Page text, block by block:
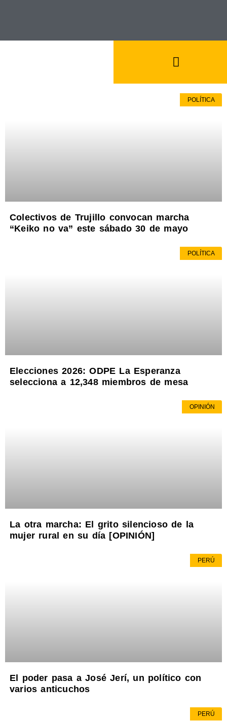
POLÍTICA
Colectivos de Trujillo convocan marcha
“Keiko no va” este sábado 30 de mayo
POLÍTICA
Elecciones 2026: ODPE La Esperanza
selecciona a 12,348 miembros de mesa
OPINIÓN
La otra marcha: El grito silencioso de la
mujer rural en su día [OPINIÓN]
PERÚ
El poder pasa a José Jerí, un político con
varios anticuchos
PERÚ